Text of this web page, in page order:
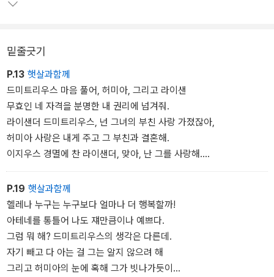
이번에 나오는 『한여름 밤의 꿈』은 셰익스피어가 원래 쓴 운문 형식
운문 번역하였다.
밑줄긋기
P.13 햇살과함께
드미트리우스 마음 풀어, 허미아, 그리고 라이샌
무효인 네 자격을 분명한 내 권리에 넘겨줘.
라이샌더 드미트리우스, 넌 그녀의 부친 사랑 가졌잖아,
허미아 사랑은 내게 주고 그 부친과 결혼해.
이지우스 경멸에 찬 라이샌더, 맞아, 난 그를 사랑해.
그래서 내 사랑은 내 것을 그에게 줄 거야.
얘는 내 거니까 얘에 대한 내 모든 권리를
드미트리우스에게 부여한다. 그 말이야.
라이샌더 각하, 저도 그와 꼭 같이 가문 좋고
가진 것도 같은 데다 제 사랑은 더욱 크고
재산 또한 어느 모로 보거나 그보다 더
우위는 아니라도 동급으로 양호하며
P.19 햇살과함께
헬레나 누구는 누구보다 얼마나 더 행복할까!
아테네를 통틀어 나도 쟤만큼이나 예쁘다.
그럼 뭐 해? 드미트리우스의 생각은 다른데.
자기 빼고 다 아는 걸 그는 알지 않으려 해
그리고 허미아의 눈에 혹해 그가 빗나가듯이